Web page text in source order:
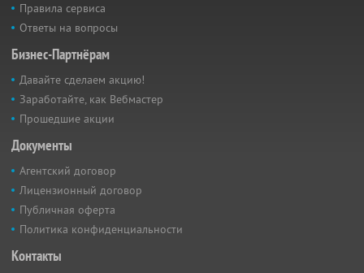
Правила сервиса
Ответы на вопросы
Бизнес-Партнёрам
Давайте сделаем акцию!
Заработайте, как Вебмастер
Прошедшие акции
Документы
Агентский договор
Лицензионный договор
Публичная оферта
Политика конфиденциальности
Контакты